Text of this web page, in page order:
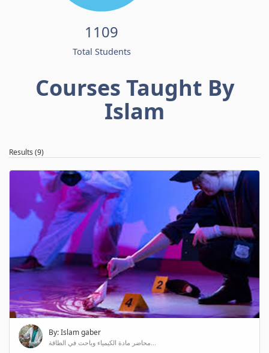
1109
Total Students
Courses Taught By
Islam
Results (9)
By: Islam gaber
محاضر مادة الكيمياء وباحث في الطاقة...